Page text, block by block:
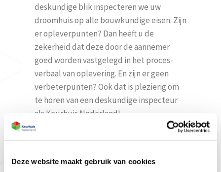
Deze website maakt gebruik van cookies
deskundige blik inspecteren we uw
droomhuis op alle bouwkundige eisen. Zijn
er opleverpunten? Dan heeft u de
zekerheid dat deze door de aannemer
goed worden vastgelegd in het proces-
verbaal van oplevering. En zijn er geen
verbeterpunten? Ook dat is plezierig om
te horen van een deskundige inspecteur
als Keurhuis Nederland!
Heeft u een keuring nodig voor
keuring.